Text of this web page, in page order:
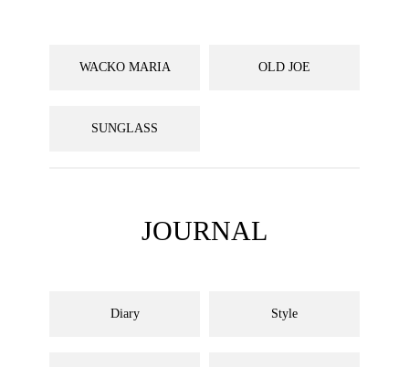
WACKO MARIA OLD JOE
SUNGLASS
JOURNAL
Diary Style